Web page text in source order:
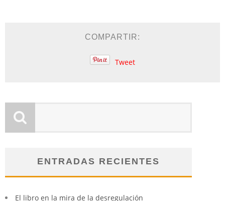
COMPARTIR:
Tweet
ENTRADAS RECIENTES
El libro en la mira de la desregulación